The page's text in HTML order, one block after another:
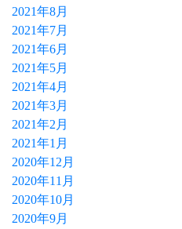
2021年8月
2021年7月
2021年6月
2021年5月
2021年4月
2021年3月
2021年2月
2021年1月
2020年12月
2020年11月
2020年10月
2020年9月